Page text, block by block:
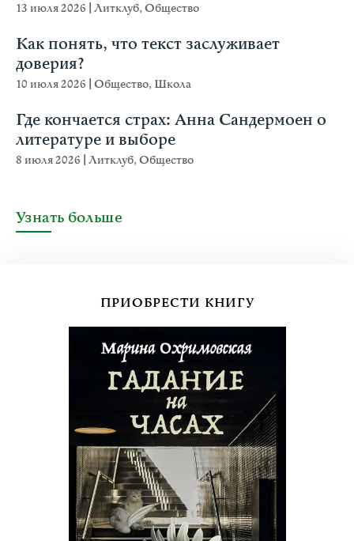
13 июля 2026 Литклуб,Общество
Как понять, что текст заслуживает
доверия?
10 июля 2026 Общество, Школа
Где кончается страх: Анна Сандермоен о
литературе и выборе
8 июля 2026 Литклуб,Общество
Узнать больше
ПРИОБРЕСТИ КНИГУ